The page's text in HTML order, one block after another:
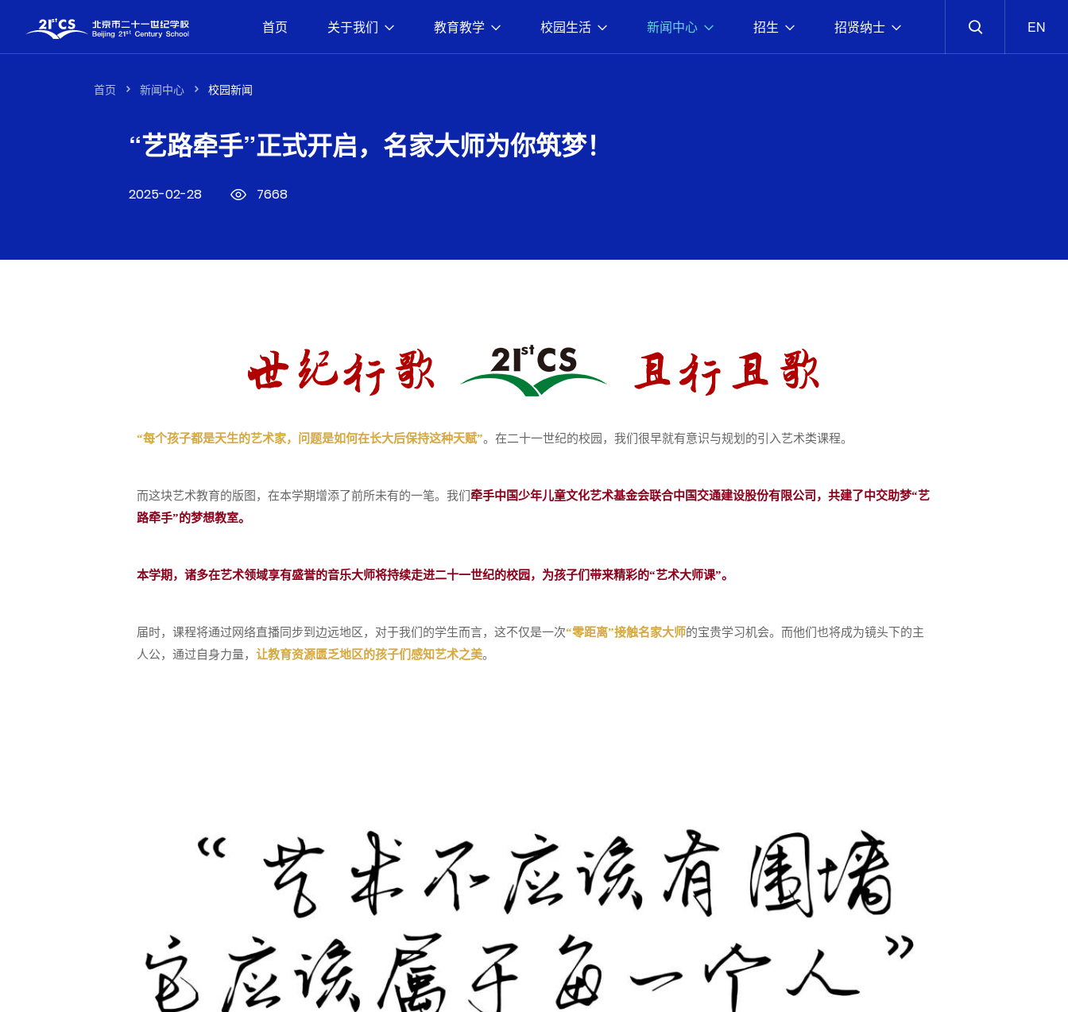
首页 关于我们 教育教学 校园生活 新闻中心 招生 招贤纳士 EN
首页 新闻中心 校园新闻
“艺路牵手”正式开启，名家大师为你筑梦！
2025-02-28 7668
“每个孩子都是天生的艺术家，问题是如何在长大后保持这种天赋”。在二十一世纪的校园，我们很早就有意识与规划的引入艺术类课程。
而这块艺术教育的版图，在本学期增添了前所未有的一笔。我们 牵手中国少年儿童文化艺术基金会联合中国交通建设股份有限公司，共建了中交助梦“艺
路牵手”的梦想教室。
本学期，诸多在艺术领域享有盛誉的音乐大师将持续走进二十一世纪的校园，为孩子们带来精彩的“艺术大师课”。
届时，课程将通过网络直播同步到边远地区，对于我们的学生而言，这不仅是一次“零距离”接触名家大师的宝贵学习机会。而他们也将成为镜头下的主
人公，通过自身力量， 让教育资源匮乏地区的孩子们感知艺术之美。